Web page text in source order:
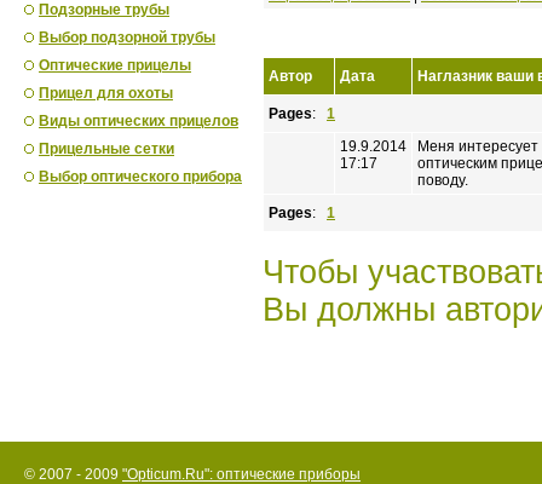
Подзорные трубы
Выбор подзорной трубы
Оптические прицелы
Прицел для охоты
Виды оптических прицелов
Прицельные сетки
Выбор оптического прибора
Автор Дата Наглазник ваши
Pages: 1
19.9.2014
17:17
Меня интересует
оптическим
поводу.
Pages: 1
Чтобы
Вы должны
© 2007 - 2009 "Opticum.Ru": оптические приборы